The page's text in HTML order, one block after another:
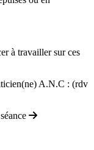
à travailler sur ces
A.N.C : (rdv